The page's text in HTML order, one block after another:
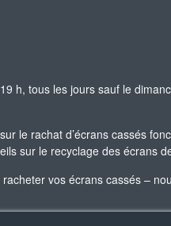
h, tous les jours sauf le
le rachat d’écrans cassés
sur le recyclage des écrans
vos écrans cassés –